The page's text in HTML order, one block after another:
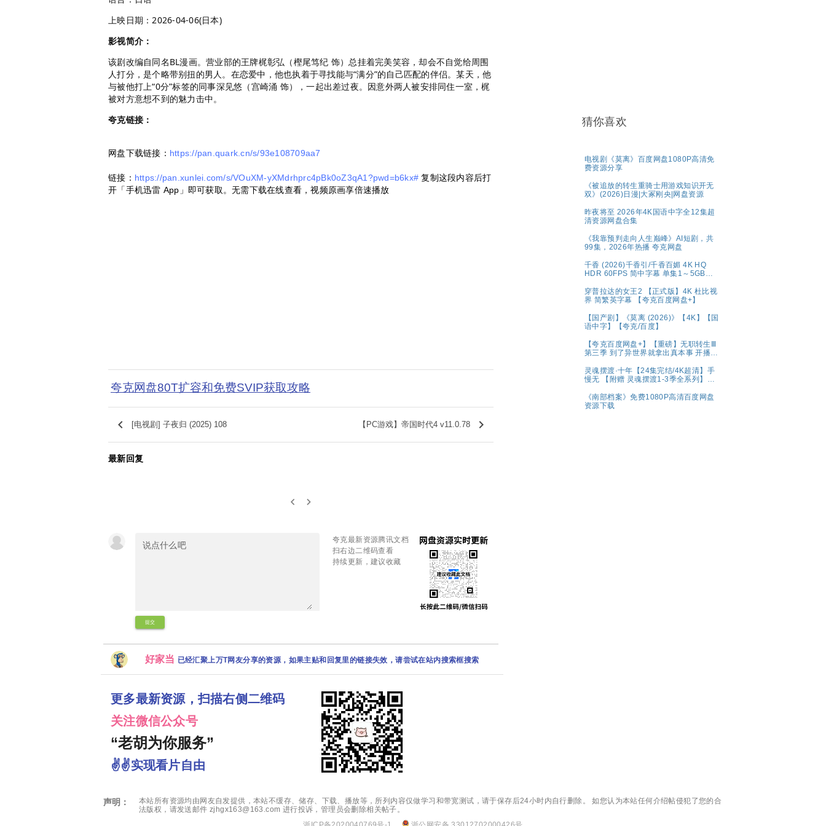
上映日期：2026-04-06(日本)
影视简介：
该剧改编自同名BL漫画。营业部的王牌梶彰弘（樫尾笃纪 饰）总挂着完美笑容，却会不自觉给周围
人打分，是个略带别扭的男人。在恋爱中，他也执着于寻找能与“满分”的自己匹配的伴侣。某天，他
与被他打上“0分”标签的同事深见悠（宫崎涌 饰），一起出差过夜。因意外两人被安排同住一室，梶
被对方意想不到的魅力击中。
夸克链接：
网盘下载链接： https://pan.quark.cn/s/93e108709aa7
链接： https://pan.xunlei.com/s/VOuXM-yXMdrhprc4pBk0oZ3qA1?pwd=b6kx# 复制这段内容后打
开「手机迅雷 App」即可获取。无需下载在线查看，视频原画享倍速播放
夸克网盘80T扩容和免费SVIP获取攻略
keyboard_arrow_left [电视剧] 子夜归 (2025) 108 【PC游戏】帝国时代4 v11.0.78 keyboard_arrow_right
最新回复
keyboard_arrow_left keyboard_arrow_right
提交
夸克最新资源腾讯文档
扫右边二维码查看
持续更新，建议收藏
好家当 已经汇聚上万T网友分享的资源，如果主贴和回复里的链接失效，请尝试在站内搜索框搜索
更多最新资源，扫描右侧二维码
关注微信公众号
“老胡为你服务”
✌✌实现看片自由
猜你喜欢
电视剧《莫离》百度网盘1080P高清免
费资源分享
《被追放的转生重骑士用游戏知识开无
双》(2026)日漫|大冢刚央|网盘资源
昨夜将至 2026年4K国语中字全12集超
清资源网盘合集
《我靠预判走向人生巅峰》AI短剧，共
99集，2026年热播 夸克网盘
千香 (2026)千香引/千香百媚 4K HQ
HDR 60FPS 简中字幕 单集1～5GB】
穿普拉达的女王2 【正式版】4K 杜比视
界 简繁英字幕 【夸克百度网盘+】
【国产剧】《莫离 (2026)》【4K】【国
语中字】【夸克/百度】
【夸克百度网盘+】【重磅】无职转生Ⅲ
第三季 到了异世界就拿出真本事 开播2
灵魂摆渡·十年【24集完结/4K超清】手
慢无 【附赠 灵魂摆渡1-3季全系列】夸
《南部档案》免费1080P高清百度网盘
资源下载
声明：
本站所有资源均由网友自发提供，本站不缓存、储存、下载、播放等，所列内容仅做学习和带宽测试，请于保存后24小时内自行删除。 如您认为本站任何介绍帖侵犯了您的合
法版权，请发送邮件 zjhgx163@163.com 进行投诉，管理员会删除相关帖子。